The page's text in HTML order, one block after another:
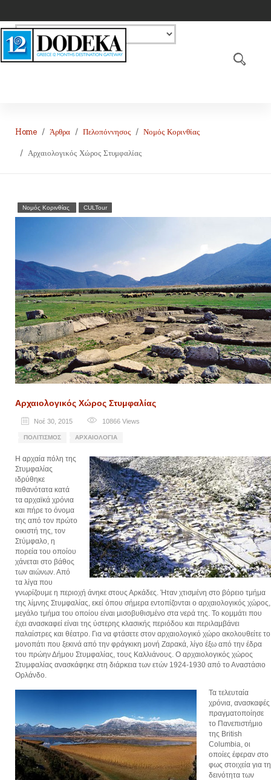
Home Άρθρα Πελοπόννησος Νομός Κορινθίας
Αρχαιολογικός Χώρος Στυμφαλίας
Νομός Κορινθίας CULTour
Αρχαιολογικός Χώρος Στυμφαλίας
Νοέ 30, 2015 10866 Views
ΠΟΛΙΤΙΣΜΌΣ ΑΡΧΑΙΟΛΟΓΊΑ
Η αρχαία πόλη της
Στυμφαλίας
ιδρύθηκε
πιθανότατα κατά
τα αρχαϊκά χρόνια
και πήρε το όνομα
της από τον πρώτο
οικιστή της, τον
Στύμφαλο, η
πορεία του οποίου
χάνεται στο βάθος
των αιώνων. Από
τα λίγα που
γνωρίζουμε η περιοχή άνηκε στους Αρκάδες. Ήταν χτισμένη στο βόρειο τμήμα
της λίμνης Στυμφαλίας, εκεί όπου σήμερα εντοπίζονται ο αρχαιολογικός χώρος,
μεγάλο τμήμα του οποίου είναι μισοβυθισμένο στα νερά της. Το κομμάτι που
έχει ανασκαφεί είναι της ύστερης κλασικής περιόδου και περιλαμβάνει
παλαίστρες και θέατρο. Για να φτάσετε στον αρχαιολογικό χώρο ακολουθείτε το
μονοπάτι που ξεκινά από την φράγκικη μονή Ζαρακά, λίγο έξω από την έδρα
του πρώην Δήμου Στυμφαλίας, τους Καλλιάνους. Ο αρχαιολογικός χώρος
Στυμφαλίας ανασκάφηκε στη διάρκεια των ετών 1924-1930 από το Αναστάσιο
Ορλάνδο.
Τα τελευταία
χρόνια, ανασκαφές
πραγματοποίησε
το Πανεπιστήμιο
της British
Columbia, οι
οποίες έφεραν στο
φως στοιχεία για τη
δεινότητα των